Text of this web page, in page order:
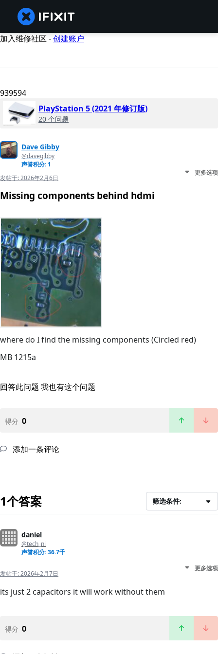
加入维修社区 -创建账户
939594
PlayStation 5 (2021 年修订版)
20 个问题
Dave Gibby
@davegibby
声誉积分: 1
发帖于:2026年2月6日
更多选项
Missing components behind hdmi
where do I find the missing components (Circled red)
MB 1215a
回答此问题 我也有这个问题
得分 0
添加一条评论
1个答案 筛选条件:
daniel
@tech_ni
声誉积分: 36.7千
发帖于:2026年2月7日
更多选项
its just 2 capacitors it will work without them
得分 0